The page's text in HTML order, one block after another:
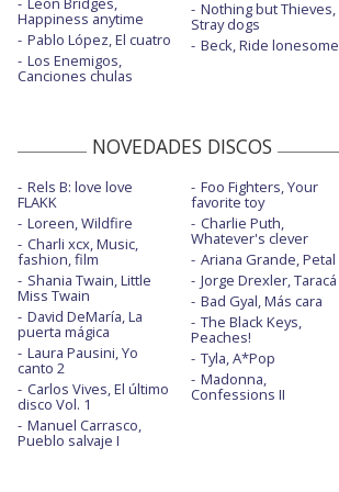
Happiness anytime
Pablo López, El cuatro
Los Enemigos,
Canciones chulas
Nothing but Thieves,
Stray dogs
Beck, Ride lonesome
NOVEDADES DISCOS
Rels B: love love
FLAKK
Loreen, Wildfire
Charli xcx, Music,
fashion, film
Shania Twain, Little
Miss Twain
David DeMaría, La
puerta mágica
Laura Pausini, Yo
canto 2
Carlos Vives, El último
disco Vol. 1
Manuel Carrasco,
Pueblo salvaje I
Foo Fighters, Your
favorite toy
Charlie Puth,
Whatever's clever
Ariana Grande, Petal
Jorge Drexler, Taracá
Bad Gyal, Más cara
The Black Keys,
Peaches!
Tyla, A*Pop
Madonna,
Confessions II